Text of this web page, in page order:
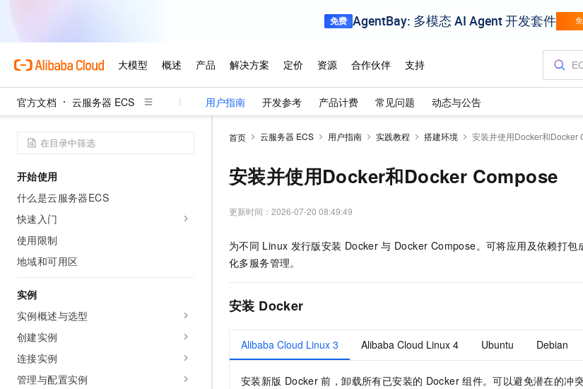
官方文档 云服务器 ECS 用户指南 开发参考 产品计费 常见问题 动态与公告
开始使用
什么是云服务器ECS
快速入门
使用限制
地域和可用区
实例
实例概述与选型
创建实例
连接实例
管理与配置实例
首页 云服务器 ECS 用户指南 实践教程 搭建环境 安装并使用Docker和Docker
安装并使用Docker和Docker Compose
更新时间： 2026-07-20 08:49:49
为不同 Linux 发行版安装 Docker 与 Docker Compose。可将应用及依赖打包
化多服务管理。
安装 Docker
Alibaba Cloud Linux 3 Alibaba Cloud Linux 4 Ubuntu Debian
安装新版 Docker 前，卸载所有已安装的 Docker 组件。可以避免潜在的冲